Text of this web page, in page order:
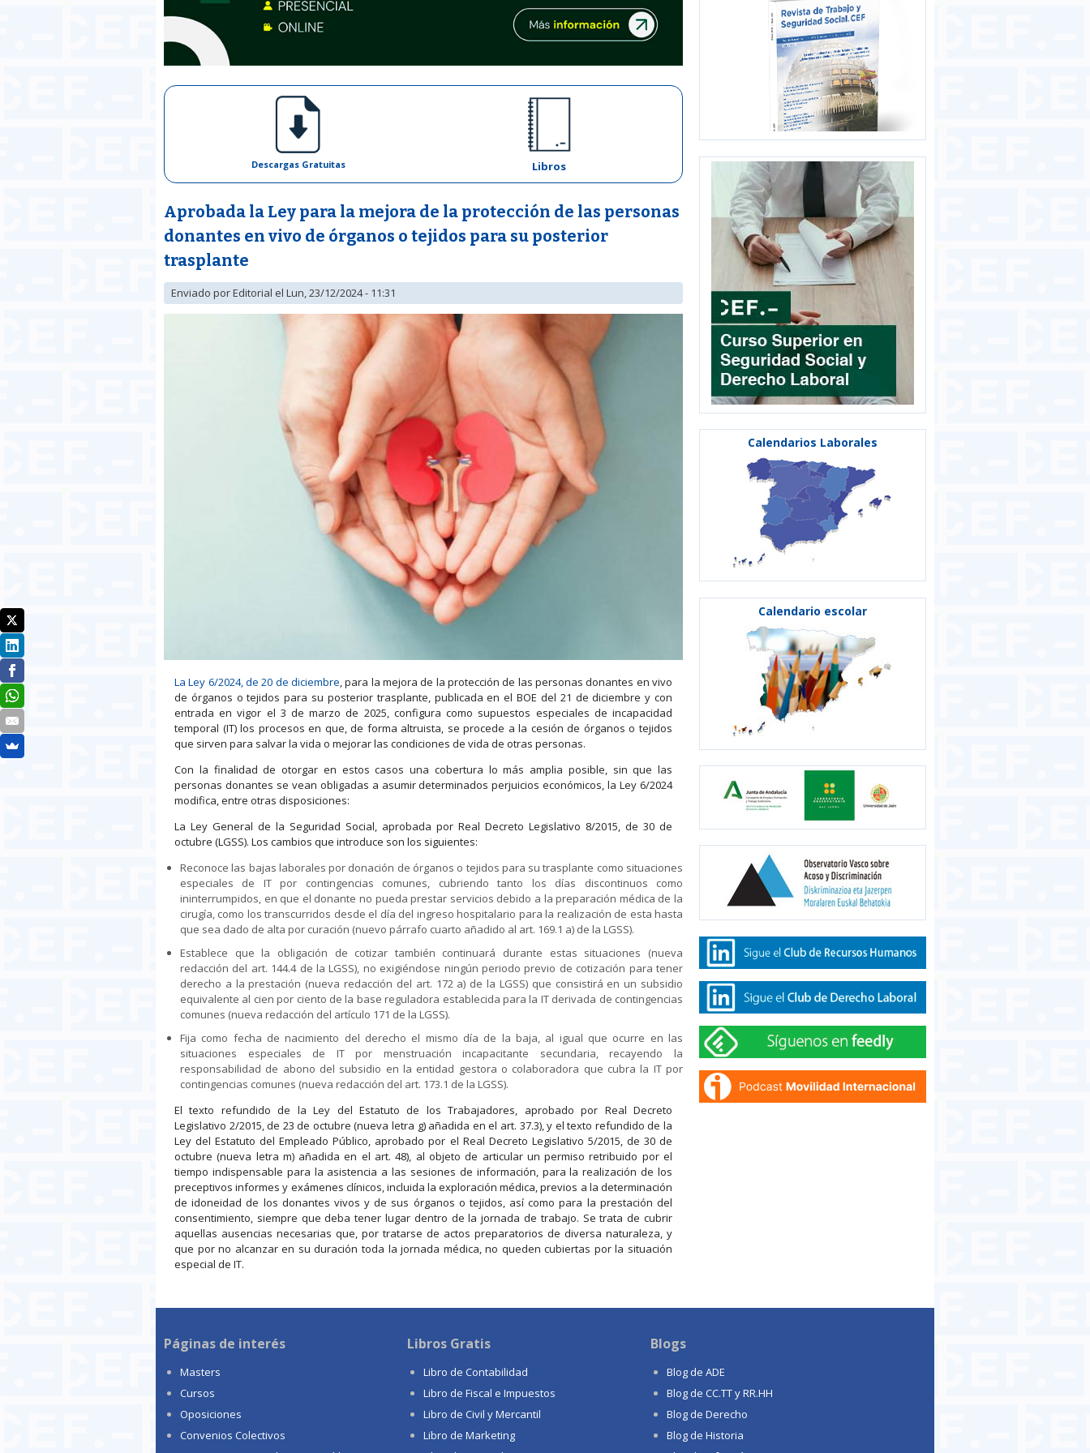
Descargas Gratuitas Libros
Aprobada la Ley para la mejora de la protección de las personas
donantes en vivo de órganos o tejidos para su posterior
trasplante
Enviado porEditorial el Lun, 23/12/2024 - 11:31
La Ley 6/2024, de 20 de diciembre , para la mejora de la protección de las personas donantes en vivo
de órganos o tejidos para su posterior trasplante, publicada en el BOE del 21 de diciembre y con
entrada en vigor el 3 de marzo de 2025, configura como supuestos especiales de incapacidad
temporal (IT) los procesos en que, de forma altruista, se procede a la cesión de órganos o tejidos
que sirven para salvar la vida o mejorar las condiciones de vida de otras personas.
Con la finalidad de otorgar en estos casos una cobertura lo más amplia posible, sin que las
personas donantes se vean obligadas a asumir determinados perjuicios económicos, la Ley 6/2024
modifica, entre otras disposiciones:
La Ley General de la Seguridad Social, aprobada por Real Decreto Legislativo 8/2015, de 30 de
octubre (LGSS). Los cambios que introduce son los siguientes:
Reconoce las bajas laborales por donación de órganos o tejidos para su trasplante como situaciones
especiales de IT por contingencias comunes, cubriendo tanto los días discontinuos como
ininterrumpidos, en que el donante no pueda prestar servicios debido a la preparación médica de la
cirugía, como los transcurridos desde el día del ingreso hospitalario para la realización de esta hasta
que sea dado de alta por curación (nuevo párrafo cuarto añadido al art. 169.1 a) de la LGSS).
Establece que la obligación de cotizar también continuará durante estas situaciones (nueva
redacción del art. 144.4 de la LGSS), no exigiéndose ningún periodo previo de cotización para tener
derecho a la prestación (nueva redacción del art. 172 a) de la LGSS) que consistirá en un subsidio
equivalente al cien por ciento de la base reguladora establecida para la IT derivada de contingencias
comunes (nueva redacción del artículo 171 de la LGSS).
Fija como fecha de nacimiento del derecho el mismo día de la baja, al igual que ocurre en las
situaciones especiales de IT por menstruación incapacitante secundaria, recayendo la
responsabilidad de abono del subsidio en la entidad gestora o colaboradora que cubra la IT por
contingencias comunes (nueva redacción del art. 173.1 de la LGSS).
El texto refundido de la Ley del Estatuto de los Trabajadores, aprobado por Real Decreto
Legislativo 2/2015, de 23 de octubre (nueva letra g) añadida en el art. 37.3), y el texto refundido de la
Ley del Estatuto del Empleado Público, aprobado por el Real Decreto Legislativo 5/2015, de 30 de
octubre (nueva letra m) añadida en el art. 48), al objeto de articular un permiso retribuido por el
tiempo indispensable para la asistencia a las sesiones de información, para la realización de los
preceptivos informes y exámenes clínicos, incluida la exploración médica, previos a la determinación
de idoneidad de los donantes vivos y de sus órganos o tejidos, así como para la prestación del
consentimiento, siempre que deba tener lugar dentro de la jornada de trabajo. Se trata de cubrir
aquellas ausencias necesarias que, por tratarse de actos preparatorios de diversa naturaleza, y
que por no alcanzar en su duración toda la jornada médica, no queden cubiertas por la situación
especial de IT.
Calendarios Laborales
Calendario escolar
Páginas de interés
Masters
Cursos
Oposiciones
Convenios Colectivos
Libros Gratis
Libro de Contabilidad
Libro de Fiscal e Impuestos
Libro de Civil y Mercantil
Libro de Marketing
Blogs
Blog de ADE
Blog de CC.TT y RR.HH
Blog de Derecho
Blog de Historia